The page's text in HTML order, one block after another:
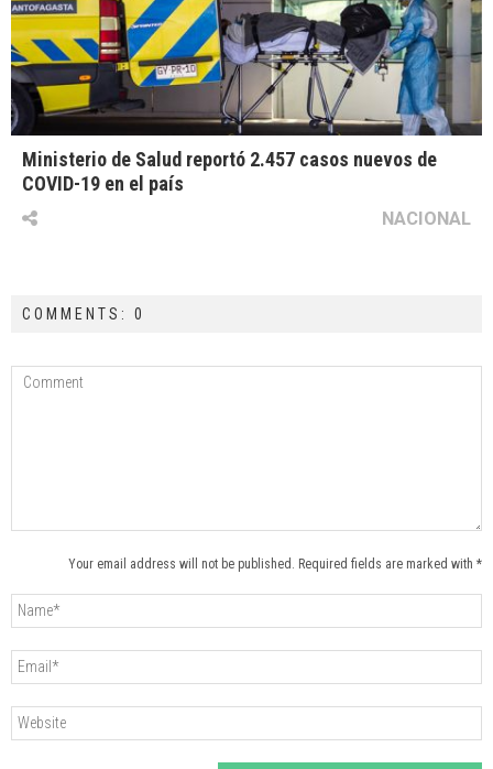
Ministerio de Salud reportó 2.457 casos nuevos de
COVID-19 en el país
NACIONAL
COMMENTS: 0
Your email address will not be published. Required fields are marked with *